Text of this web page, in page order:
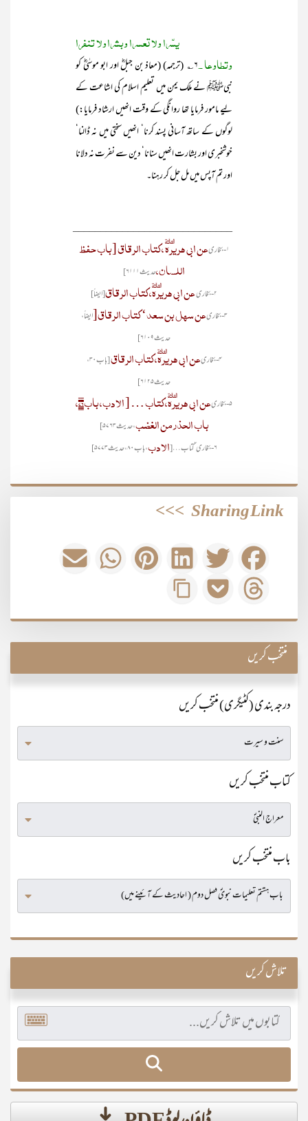
یسّرا ولا تعسرا وبشرا ولا تنفرا
وتطاوعا ۔ ۶؎ (ترجمہ) (معاذ بن جبلؓ اور ابو موسٰیؓ کو
نبیﷺ نے ملک یمن میں تعلیم اسلام کی اشاعت کے
لیے مامور فرمایا تھا روانگی کے وقت انھیں ارشاد فرمایا:)
لوگوں کے ساتھ آسانی پسند کرنا‘ انھیں سختی میں نہ ڈالنا‘
خوشخبری اور بشارت انھیں سنانا‘ دین سے نفرت نہ دلانا
اور تم آپس میں مل جل کر رہنا۔
_____________________________
۱- بخاری
عن ابی ہریرہؓ ، کتاب الرقاق [باب حفظ
اللسان،حدیث ۶۱۱۱]
۲- بخاری
عن ابی ہریرہؓ، کتاب الرقاق[ایضاً]
۳- بخاری
عن سہل بن سعد‘ کتاب الرقاق[ایضاً،
حدیث ۶۱۰۹]
۴- بخاری
عن ابی ہریرہؓ، کتاب الرقاق
[باب۳۰،
حدیث ۶۱۲۵]
۵- بخاری
عن ابی ہریرہؓ، کتاب … [ الادب، باب۷۶،
باب الحذر من الغضب، حدیث ۵۷۶۳]
۶- بخاری‘ کتاب… [
الادب، باب ۸۰، حدیث۵۷۷۳]
Sharing Link
>>>
منتخب کریں
درجہ بندی (کٹیگری) منتخب کریں
کتاب منتخب کریں
باب منتخب کریں
تلاش کریں